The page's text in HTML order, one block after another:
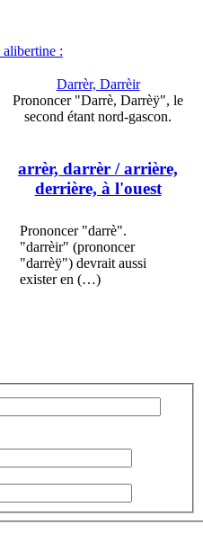
alibertine :
Darrèr, Darrèir
Prononcer "Darrè, Darrèÿ", le
second étant nord-gascon.
arrèr, darrèr / arrière,
derrière, à l'ouest
Prononcer "darrè".
"darrèir" (prononcer
"darrèÿ") devrait aussi
exister en (…)